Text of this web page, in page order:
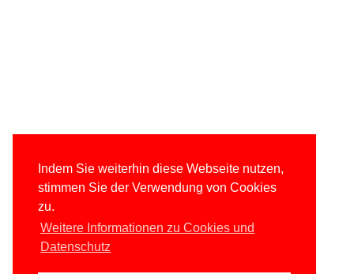
Indem Sie weiterhin diese Webseite nutzen,
stimmen Sie der Verwendung von Cookies
zu.
Weitere Informationen zu Cookies und
Datenschutz